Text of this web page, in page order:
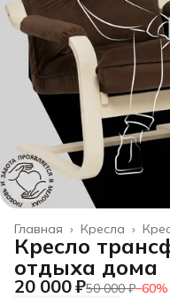
Кресла ›
Главная ›
Кресло
отдыха дома
20 000 ₽50 000 ₽−60%